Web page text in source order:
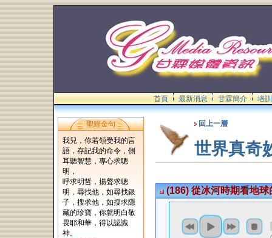
首頁 最新消息 甘霖簡介 培
聖經金句
我兒，你若領受我的言
語，存記我的命令，側
耳聽智慧，專心求聰
明，
呼求明哲，揚聲求聰
明，尋找他，如尋找銀
子，搜求他，如搜求隱
藏的珍寶，你就明白敬
畏耶和華，得以認識
神。
回上一層
世界真奇
(186) 從冰河時期看地球